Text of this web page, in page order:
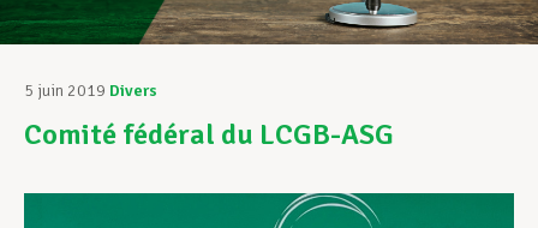
Assistance au Travail
Vos droits
5 juin 2019 Divers
Comité fédéral du LCGB-ASG